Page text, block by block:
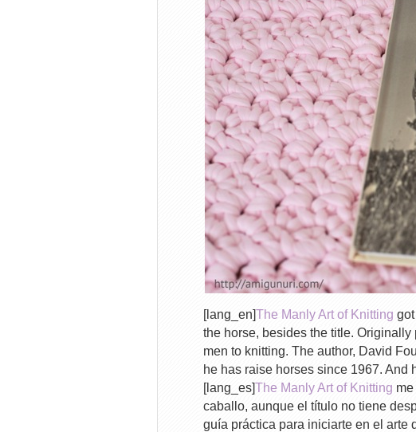
[lang_en]The Manly Art of Knitting
the horse, besides the title.
men to knitting. The author, David
he has raise horses since 1967. And
[lang_es]The Manly Art of Knitting
caballo, aunque el título no tiene
guía práctica para iniciarte en el arte